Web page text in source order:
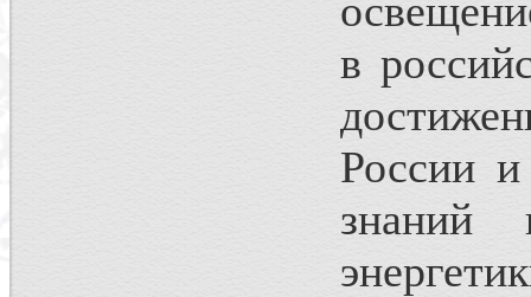
в
России и